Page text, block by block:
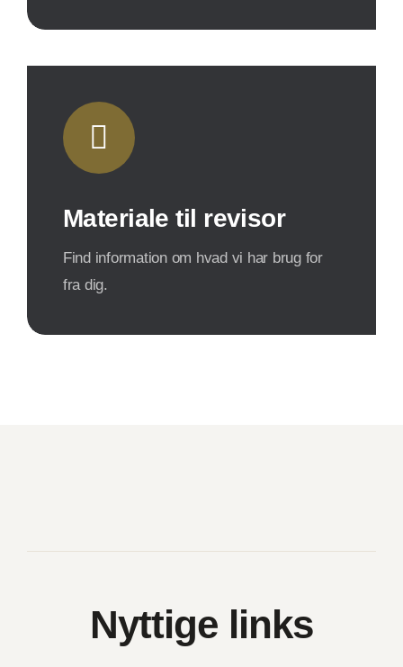
Materiale til revisor
Find information om hvad vi har brug for
fra dig.
Nyttige links